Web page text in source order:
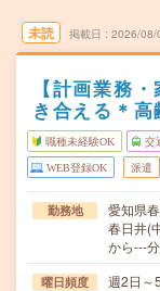
未読 掲載日 2026/08/
【計画業務
き合える＊
職種未経験OK 交
WEB登録OK 派遣
勤務地
愛知県
春日井(
から---
曜日頻度 週2日